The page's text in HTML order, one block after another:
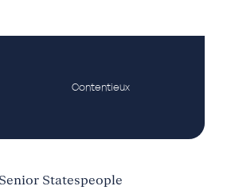
Contentieux
Statespeople